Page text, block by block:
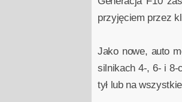
przyjęciem przez
Jako nowe, auto
silnikach 4-, 6- i 8-
tył lub na